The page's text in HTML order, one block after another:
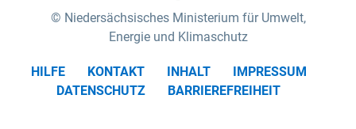
Niedersächsisches Ministerium für Umwelt,
Energie und Klimaschutz
HILFE KONTAKT INHALT
IMPRESSUM
DATENSCHUTZ
BARRIEREFREIHEIT